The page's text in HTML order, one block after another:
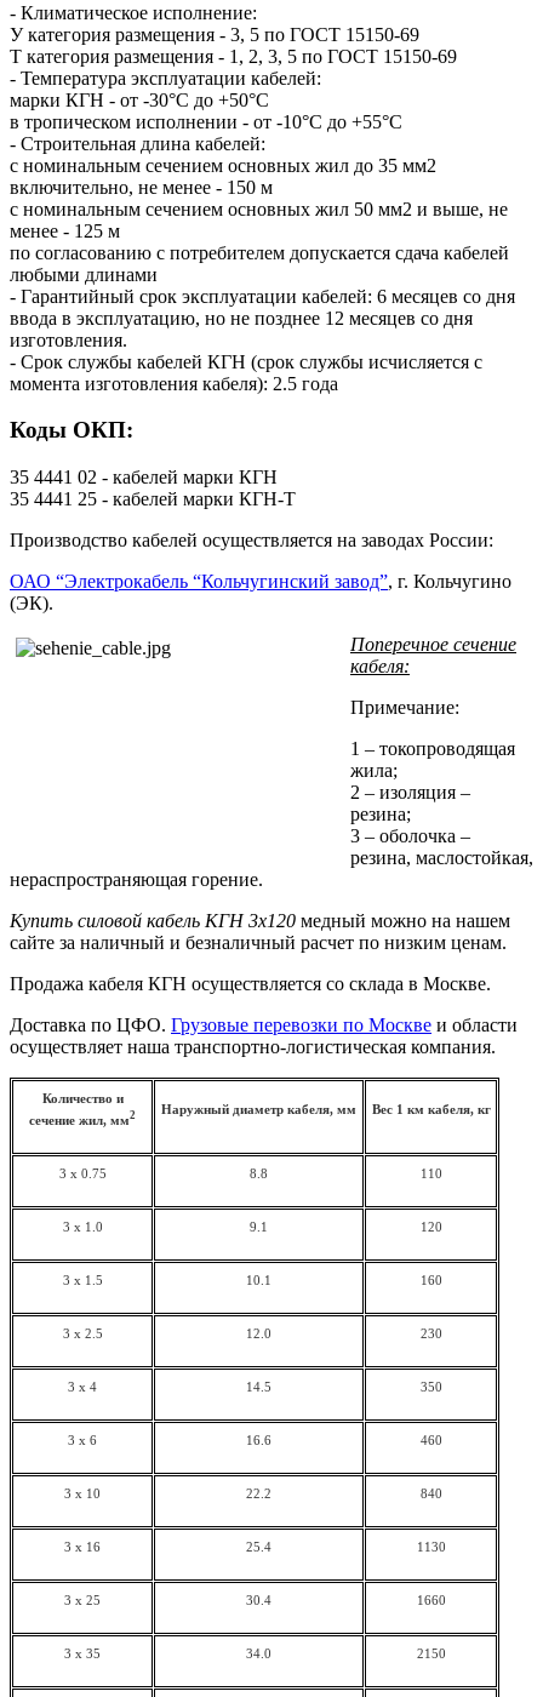
- Климатическое исполнение:
У категория размещения - 3, 5 по ГОСТ 15150-69
Т категория размещения - 1, 2, 3, 5 по ГОСТ 15150-69
- Температура эксплуатации кабелей:
марки КГН - от -30°С до +50°С
в тропическом исполнении - от -10°С до +55°С
- Строительная длина кабелей:
с номинальным сечением основных жил до 35 мм2
включительно, не менее - 150 м
с номинальным сечением основных жил 50 мм2 и выше, не
менее - 125 м
по согласованию с потребителем допускается сдача кабелей
любыми длинами
- Гарантийный срок эксплуатации кабелей: 6 месяцев со дня
ввода в эксплуатацию, но не позднее 12 месяцев со дня
изготовления.
- Срок службы кабелей КГН (срок службы исчисляется с
момента изготовления кабеля): 2.5 года
Коды ОКП:
35 4441 02 - кабелей марки КГН
35 4441 25 - кабелей марки КГН-Т
Производство кабелей осуществляется на заводах России:
ОАО “Электрокабель “Кольчугинский завод”, г. Кольчугино
(ЭК).
Поперечное сечение
кабеля:
Примечание:
1 – токопроводящая
жила;
2 – изоляция –
резина;
3 – оболочка –
резина, маслостойкая,
нераспространяющая горение.
Купить силовой кабель КГН 3х120 медный можно на нашем
сайте за наличный и безналичный расчет по низким ценам.
Продажа кабеля КГН осуществляется со склада в Москве.
Доставка по ЦФО. Грузовые перевозки по Москве и области
осуществляет наша транспортно-логистическая компания.
Количество и
сечение жил, мм2 Наружный диаметр кабеля, мм Вес 1 км кабеля, кг
3 x 0.75 8.8 110
3 x 1.0 9.1 120
3 x 1.5 10.1 160
3 x 2.5 12.0 230
3 x 4 14.5 350
3 x 6 16.6 460
3 x 10 22.2 840
3 x 16 25.4 1130
3 x 25 30.4 1660
3 x 35 34.0 2150